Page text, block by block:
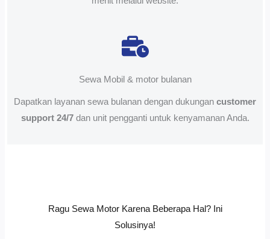
Sewa Mobil & motor bulanan
Dapatkan layanan sewa bulanan dengan dukungan customer
support 24/7dan unit pengganti untuk kenyamanan Anda.
Ragu Sewa Motor Karena Beberapa Hal? Ini
Solusinya!